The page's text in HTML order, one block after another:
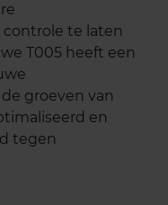
te laten
T005 heeft een
groeven van
en
tegen